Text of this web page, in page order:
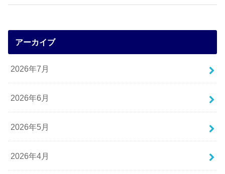
アーカイブ
2026年7月
2026年6月
2026年5月
2026年4月